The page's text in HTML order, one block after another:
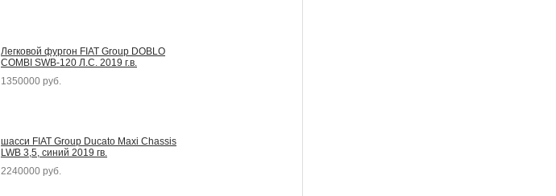
Легковой фургон FIAT Group DOBLO
COMBI SWB-120 Л.С. 2019 г.в.
1350000 руб.
шасси FIAT Group Ducato Maxi Chassis
LWB 3,5, синий 2019 гв.
2240000 руб.